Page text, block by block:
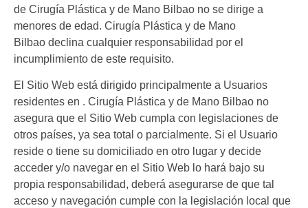
de Cirugía Plástica y de Mano Bilbao no se dirige a
menores de edad. Cirugía Plástica y de Mano
Bilbao declina cualquier responsabilidad por el
incumplimiento de este requisito.
El Sitio Web está dirigido principalmente a Usuarios
residentes en . Cirugía Plástica y de Mano Bilbao no
asegura que el Sitio Web cumpla con legislaciones de
otros países, ya sea total o parcialmente. Si el Usuario
reside o tiene su domiciliado en otro lugar y decide
acceder y/o navegar en el Sitio Web lo hará bajo su
propia responsabilidad, deberá asegurarse de que tal
acceso y navegación cumple con la legislación local que